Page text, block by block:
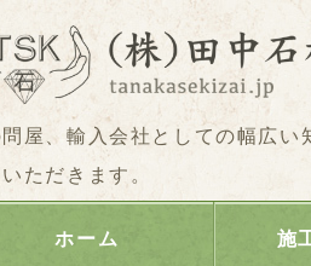
屋、輸入会社としての幅広
ただきます。
ホーム 施